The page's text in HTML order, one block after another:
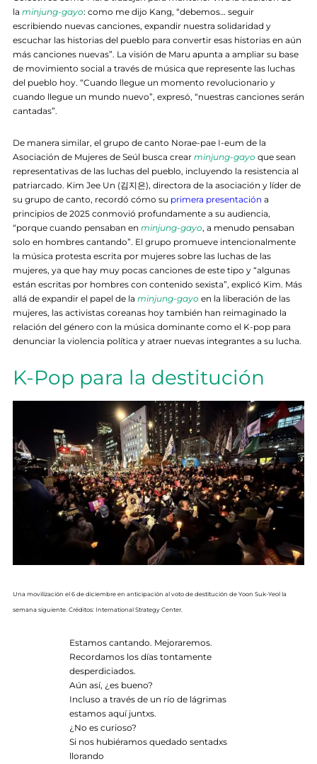
la minjung-gayo: como me dijo Kang, “debemos… seguir
escribiendo nuevas canciones, expandir nuestra solidaridad y
escuchar las historias del pueblo para convertir esas historias en aún
más canciones nuevas”. La visión de Maru apunta a ampliar su base
de movimiento social a través de música que represente las luchas
del pueblo hoy. “Cuando llegue un momento revolucionario y
cuando llegue un mundo nuevo”, expresó, “nuestras canciones serán
cantadas”.
De manera similar, el grupo de canto Norae-pae I-eum de la
Asociación de Mujeres de Seúl busca crear minjung-gayo que sean
representativas de las luchas del pueblo, incluyendo la resistencia al
patriarcado. Kim Jee Un (김지은), directora de la asociación y líder de
su grupo de canto, recordó cómo su primera presentación a
principios de 2025 conmovió profundamente a su audiencia,
“porque cuando pensaban en minjung-gayo, a menudo pensaban
solo en hombres cantando”. El grupo promueve intencionalmente
la música protesta escrita por mujeres sobre las luchas de las
mujeres, ya que hay muy pocas canciones de este tipo y “algunas
están escritas por hombres con contenido sexista”, explicó Kim. Más
allá de expandir el papel de la minjung-gayo en la liberación de las
mujeres, las activistas coreanas hoy también han reimaginado la
relación del género con la música dominante como el K-pop para
denunciar la violencia política y atraer nuevas integrantes a su lucha.
K-Pop para la destitución
Una movilización el 6 de diciembre en anticipación al voto de destitución de Yoon Suk-Yeol la
semana siguiente. Créditos: International Strategy Center.
Estamos cantando. Mejoraremos.
Recordamos los días tontamente
desperdiciados.
Aún así, ¿es bueno?
Incluso a través de un río de lágrimas
estamos aquí juntxs.
¿No es curioso?
Si nos hubiéramos quedado sentadxs
llorando